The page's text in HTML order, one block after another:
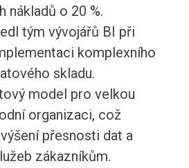
nákladů o 20 %.
tým vývojářů BI při
komplexního
skladu.
model pro velkou
organizaci, což
přesnosti dat a
zákazníkům.